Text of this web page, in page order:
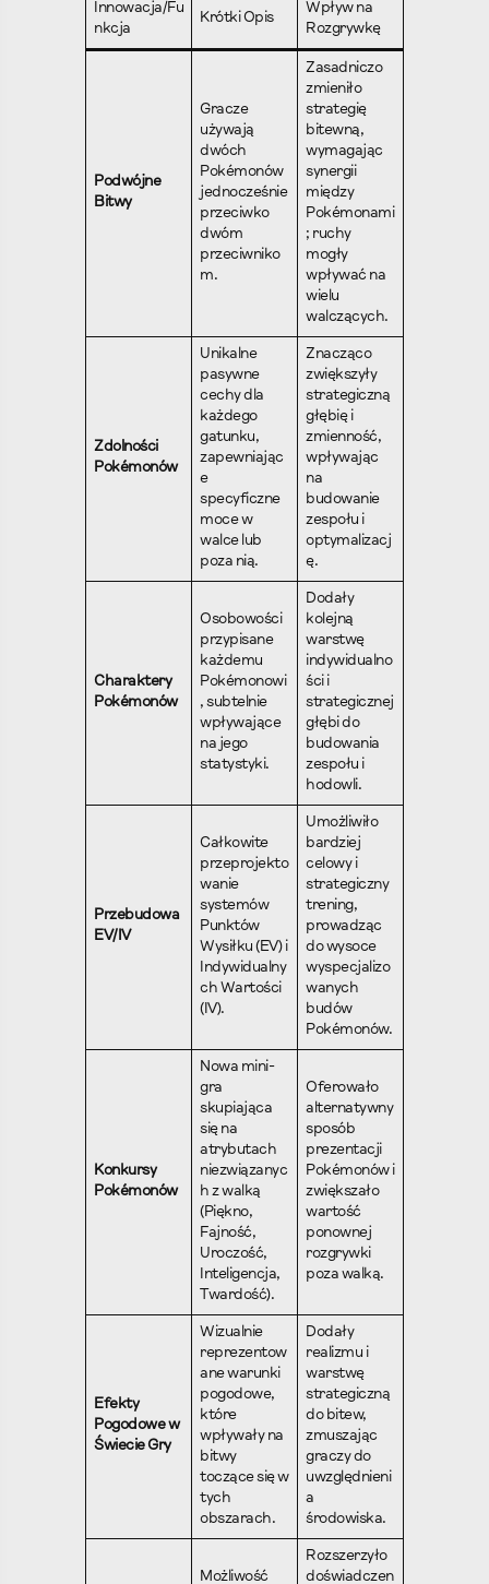
Innowacja/Fu
nkcja
Krótki Opis
Wpływ na
Rozgrywkę
Podwójne
Bitwy
Gracze
używają
dwóch
Pokémonów
jednocześnie
przeciwko
dwóm
przeciwniko
m.
Zasadniczo
zmieniło
strategię
bitewną,
wymagając
synergii
między
Pokémonami
; ruchy
mogły
wpływać na
wielu
walczących.
Zdolności
Pokémonów
Unikalne
pasywne
cechy dla
każdego
gatunku,
zapewniając
e
specyficzne
moce w
walce lub
poza nią.
Znacząco
zwiększyły
strategiczną
głębię i
zmienność,
wpływając
na
budowanie
zespołu i
optymalizacj
ę.
Charaktery
Pokémonów
Osobowości
przypisane
każdemu
Pokémonowi
, subtelnie
wpływające
na jego
statystyki.
Dodały
kolejną
warstwę
indywidualno
ści i
strategicznej
głębi do
budowania
zespołu i
hodowli.
Przebudowa
EV/IV
Całkowite
przeprojekto
wanie
systemów
Punktów
Wysiłku (EV) i
Indywidualny
ch Wartości
(IV).
Umożliwiło
bardziej
celowy i
strategiczny
trening,
prowadząc
do wysoce
wyspecjalizo
wanych
budów
Pokémonów.
Konkursy
Pokémonów
Nowa mini-
gra
skupiająca
się na
atrybutach
niezwiązanyc
h z walką
(Piękno,
Fajność,
Uroczość,
Inteligencja,
Twardość).
Oferowało
alternatywny
sposób
prezentacji
Pokémonów i
zwiększało
wartość
ponownej
rozgrywki
poza walką.
Efekty
Pogodowe w
Świecie Gry
Wizualnie
reprezentow
ane warunki
pogodowe,
które
wpływały na
bitwy
toczące się w
tych
obszarach.
Dodały
realizmu i
warstwę
strategiczną
do bitew,
zmuszając
graczy do
uwzględnieni
a
środowiska.
Możliwość
Rozszerzyło
doświadczen